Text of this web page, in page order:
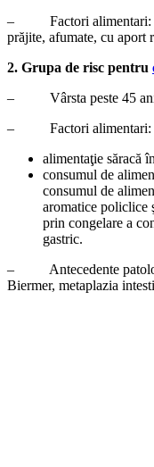
– Factori alimentari:
prăjite, afumate, cu aport
2. Grupa de risc pentru
– Vârsta peste 45 ani,
– Factori alimentari:
alimentaţie săracă
consumul de
consumul de
aromatice policlice
prin congelare a
gastric.
– Antecedente
Biermer, metaplazia